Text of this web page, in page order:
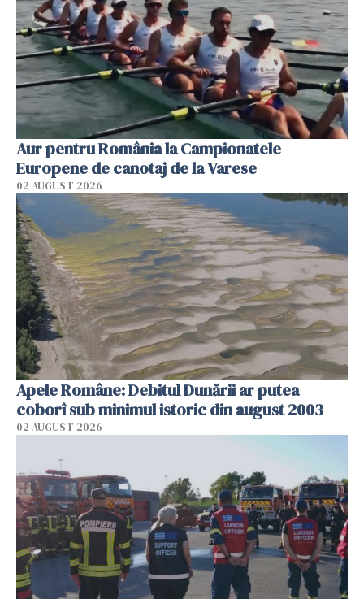
Aur pentru România la Campionatele
Europene de canotaj de la Varese
02 AUGUST 2026
Apele Române: Debitul Dunării ar putea
coborî sub minimul istoric din august 2003
02 AUGUST 2026